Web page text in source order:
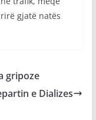
gjatë natës
gripoze
e Dializes